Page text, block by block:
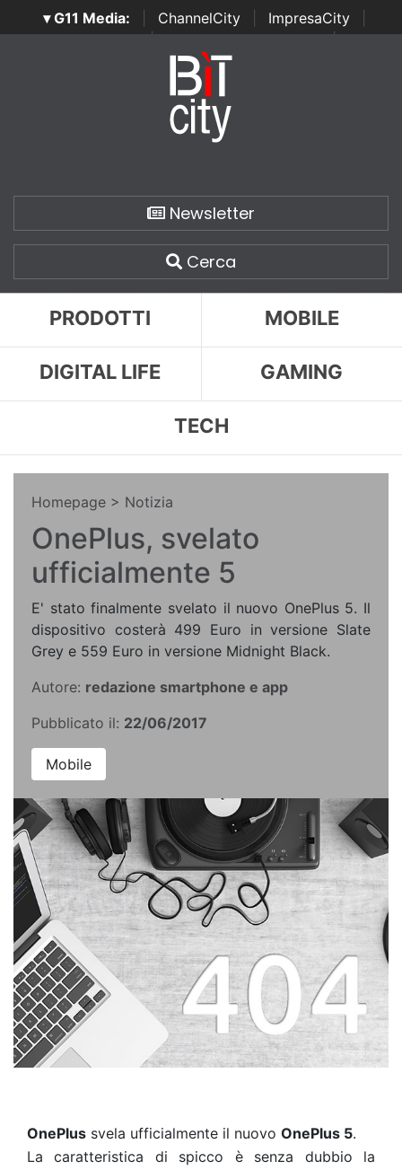
▾ G11 Media: ChannelCity ImpresaCity
SecurityOpenLab | Italian Channel Awards | Italian
Italian Security Awards
Newsletter
Cerca
PRODOTTI MOBILE
DIGITAL LIFE GAMING
TECH
Homepage > Notizia
OnePlus, svelato
ufficialmente 5
E' stato finalmente svelato il nuovo OnePlus 5. Il
dispositivo costerà 499 Euro in versione Slate
Grey e 559 Euro in versione Midnight Black.
Autore: redazione smartphone e app
Pubblicato il: 22/06/2017
Mobile
OnePlus svela ufficialmente il nuovo OnePlus 5.
La caratteristica di spicco è senza dubbio la